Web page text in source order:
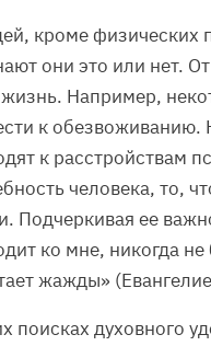
кроме физических
они это или нет.
Например,
к обезвоживанию.
к расстройствам
человека, то,
Подчеркивая ее
ко мне, никогда не
жажды»
поисках духовного